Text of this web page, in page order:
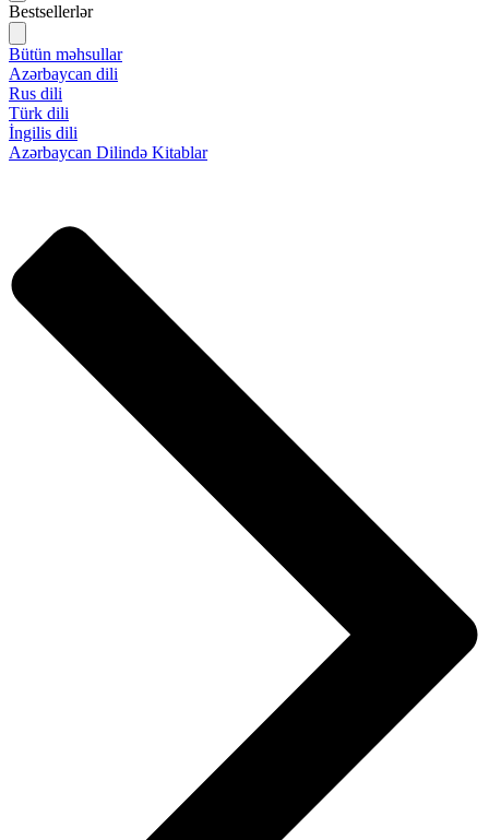
Bestsellerlər
Bütün məhsullar
Azərbaycan dili
Rus dili
Türk dili
İngilis dili
Azərbaycan Dilində Kitablar